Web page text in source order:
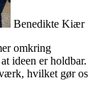
Benedikte Kiær
omkring
ideen er holdbar.
hvilket gør os